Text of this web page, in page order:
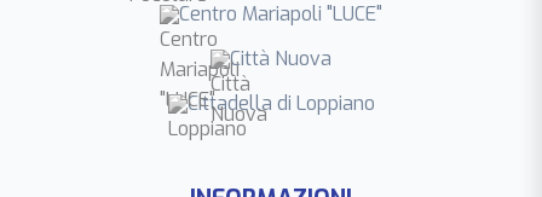
Centro Mariapoli "LUCE"
Città Nuova
Cittadella di Loppiano